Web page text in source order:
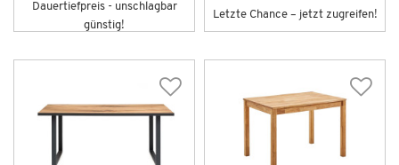
Dauertiefpreis - unschlagbar
günstig!
Letzte Chance – jetzt zugreifen!